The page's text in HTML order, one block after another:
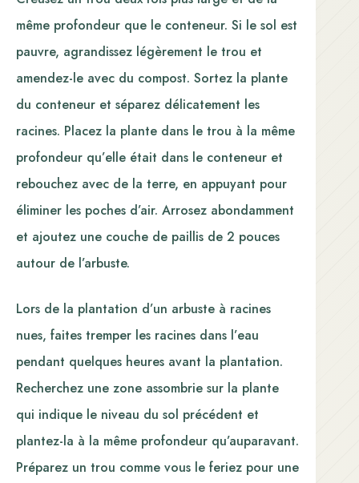
même profondeur que le conteneur. Si le sol est
pauvre, agrandissez légèrement le trou et
amendez-le avec du compost. Sortez la plante
du conteneur et séparez délicatement les
racines. Placez la plante dans le trou à la même
profondeur qu’elle était dans le conteneur et
rebouchez avec de la terre, en appuyant pour
éliminer les poches d’air. Arrosez abondamment
et ajoutez une couche de paillis de 2 pouces
autour de l’arbuste.
Lors de la plantation d’un arbuste à racines
nues, faites tremper les racines dans l’eau
pendant quelques heures avant la plantation.
Recherchez une zone assombrie sur la plante
qui indique le niveau du sol précédent et
plantez-la à la même profondeur qu’auparavant.
Préparez un trou comme vous le feriez pour une